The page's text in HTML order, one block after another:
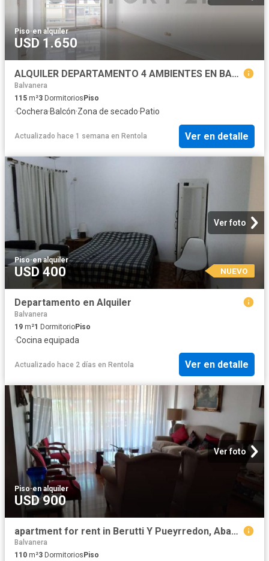
Piso·en alquiler
USD 1.650
ALQUILER DEPARTAMENTO 4 AMBIENTES EN BARRIO NORTE
Balvanera
115 m²3 Dormitorios Piso
·Cochera·Balcón·Zona de secado·Patio
Actualizado hace 1 semana en Rentola Ver en detalle
Ver foto
Piso·en alquiler
USD 400 NUEVO
Departamento en Alquiler
Balvanera
19 m²1 DormitorioPiso
·Cocina equipada
Actualizado hace 2 días en Rentola Ver en detalle
Ver foto
Piso·en alquiler
USD 900
apartment for rent in Berutti Y Pueyrredon, Abasto, Buenos Aires, Argentina
Balvanera
110 m²3 Dormitorios Piso